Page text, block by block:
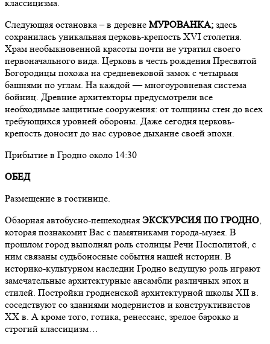
классицизма.
Следующая остановка – в деревне МУРОВАНКА; здесь
сохранилась уникальная церковь-крепость ХVI столетия.
Храм необыкновенной красоты почти не утратил своего
первоначального вида. Церковь в честь рождения Пресвятой
Богородицы похожа на средневековой замок с четырьмя
башнями по углам. На каждой — многоуровневая система
бойниц. Древние архитекторы предусмотрели все
необходимые защитные сооружения: от толщины стен до всех
требующихся уровней обороны. Даже сегодня церковь-
крепость доносит до нас суровое дыхание своей эпохи.
Прибытие в Гродно около 14:30
ОБЕД
Размещение в гостинице.
Обзорная автобусно-пешеходная ЭКСКУРСИЯ ПО ГРОДНО,
которая познакомит Вас с памятниками города-музея. В
прошлом город выполнял роль столицы Речи Посполитой, с
ним связаны судьбоносные события нашей истории. В
историко-культурном наследии Гродно ведущую роль играют
замечательные архитектурные ансамбли различных эпох и
стилей. Постройки гродненской архитектурной школы XII в.
соседствуют со зданиями модернистов и конструктивистов
XX в. А кроме того, готика, ренессанс, зрелое барокко и
строгий классицизм…